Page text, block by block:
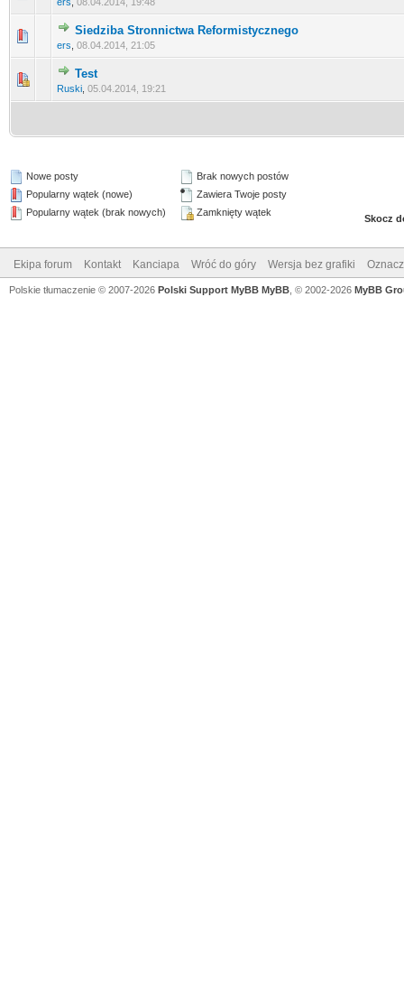
Siedziba Stronnictwa Reformistycznego
ers 08.04.2014, 21:05
Test
Ruski 05.04.2014, 19:21
Nowe posty
Popularny wątek (nowe)
Popularny wątek (brak nowych)
Brak nowych postów
Zawiera Twoje posty
Zamknięty wątek
Skocz
Ekipa forum Kontakt Kanciapa Wróć do góry Wersja bez grafiki
Polskie tłumaczenie © 2007-2026 Polski Support MyBB MyBB , © 2002-2026 MyBB